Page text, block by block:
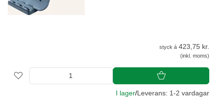
styck á 423,75 kr.
(inkl. moms)
I lager/Leverans: 1-2 vardagar